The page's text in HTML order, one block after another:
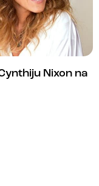
Nixon na